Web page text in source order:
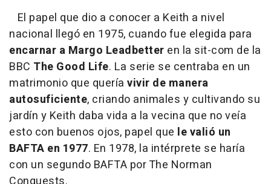
El papel que dio a conocer a Keith a nivel
nacional llegó en 1975, cuando fue elegida para
encarnar a Margo Leadbetter en la sit-com de la
BBC The Good Life. La serie se centraba en un
matrimonio que quería vivir de manera
autosuficiente, criando animales y cultivando su
jardín y Keith daba vida a la vecina que no veía
esto con buenos ojos, papel que le valió un
BAFTA en 1977. En 1978, la intérprete se haría
con un segundo BAFTA por The Norman